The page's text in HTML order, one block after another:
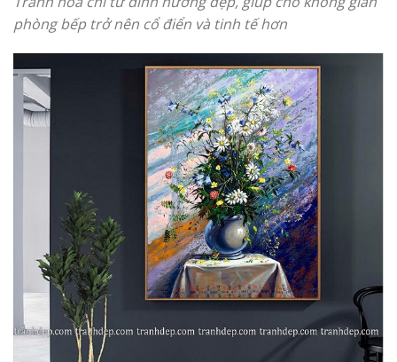
phòng bếp trở nên cổ điển và tinh tếhơn